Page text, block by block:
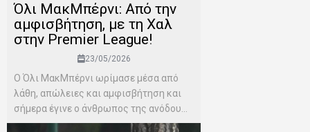
Όλι ΜακΜπέρνι: Aπό την
αμφισβήτηση, με τη Χαλ
στην Premier League!
23/05/2026
Ο Όλι ΜακΜπέρνι ωρίμασε μέσα από
λάθη, απώλειες και αμφισβήτηση και
σήμερα έγινε ο άνθρωπος της ανόδου...